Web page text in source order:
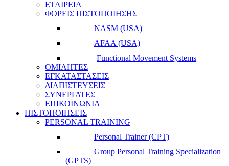
ΕΤΑΙΡΕΙΑ
ΦΟΡΕΙΣ ΠΙΣΤΟΠΟΙΗΣΗΣ
NASM (USA)
AFAA (USA)
Functional Movement Systems
ΟΜΙΛΗΤΕΣ
ΕΓΚΑΤΑΣΤΑΣΕΙΣ
ΔΙΑΠΙΣΤΕΥΣΕΙΣ
ΣΥΝΕΡΓΑΤΕΣ
ΕΠΙΚΟΙΝΩΝΙΑ
ΠΙΣΤΟΠΟΙΗΣΕΙΣ
PERSONAL TRAINING
Personal Trainer (CPT)
Group Personal Training Specialization
(GPTS)